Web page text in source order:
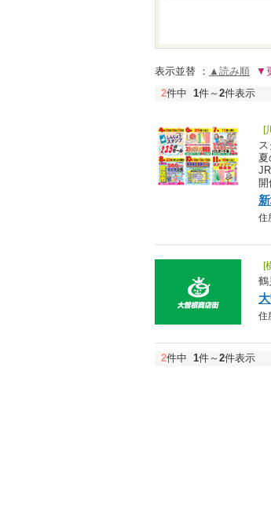
表示並替 ： ▲読み順 ▼
2件中 1件～ 2件表示
[
開
住
[
鶴
住
2件中 1件～ 2件表示